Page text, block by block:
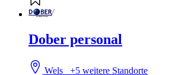
Dober personal
Wels+5 weitere Standorte